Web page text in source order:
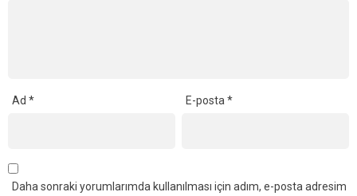
Ad * E-posta*
Daha sonraki yorumlarımda kullanılması için adım, e-posta adresim